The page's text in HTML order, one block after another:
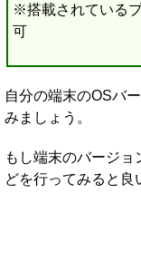
※搭載されている
可
自分の端末のOSバ
みましょう。
もし端末のバージ
どを行ってみると良